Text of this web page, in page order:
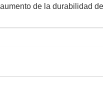
de la durabilidad del